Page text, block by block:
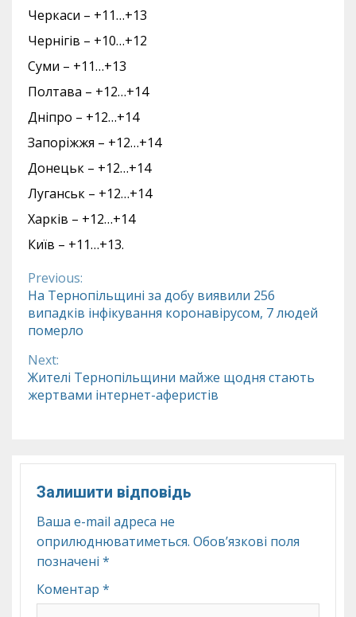
Черкаси – +11…+13
Чернігів – +10…+12
Суми – +11…+13
Полтава – +12…+14
Дніпро – +12…+14
Запоріжжя – +12…+14
Донецьк – +12…+14
Луганськ – +12…+14
Харків – +12…+14
Київ – +11…+13.
Continue
Reading
Previous:
На Тернопільщині за добу виявили 256
випадків інфікування коронавірусом, 7 людей
померло
Next:
Жителі Тернопільщини майже щодня стають
жертвами інтернет-аферистів
Залишити відповідь
Ваша e-mail адреса не
оприлюднюватиметься. Обов’язкові поля
позначені *
Коментар *